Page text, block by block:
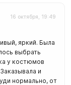
16 октября, 19:49
яркий. Была
выбрать
у костюмов
и
нормально, от